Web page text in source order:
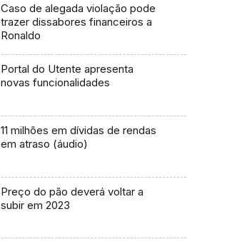
Caso de alegada violação pode
trazer dissabores financeiros a
Ronaldo
Portal do Utente apresenta
novas funcionalidades
11 milhões em dívidas de rendas
em atraso (áudio)
Preço do pão deverá voltar a
subir em 2023